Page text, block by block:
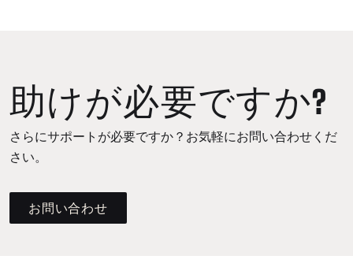
助けが必要ですか?
さらにサポートが必要ですか？お気軽にお問い合わせくだ
さい。
お問い合わせ